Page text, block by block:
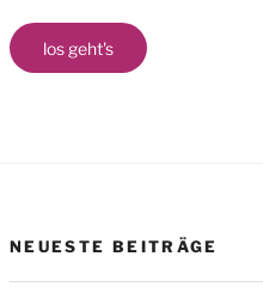
los geht's
NEUESTE BEITRÄGE